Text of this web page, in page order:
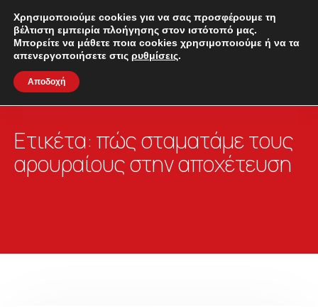
Ετικέτα: πώς σταματάμε τους
αρουραίους στην αποχέτευση
Χρησιμοποιούμε cookies για να σας προσφέρουμε τη
βέλτιστη εμπειρία πλοήγησης στον ιστότοπό μας.
Μπορείτε να μάθετε ποια cookies χρησιμοποιούμε ή να τα
απενεργοποιήσετε στις ρυθμίσεις.
Αποδοχή